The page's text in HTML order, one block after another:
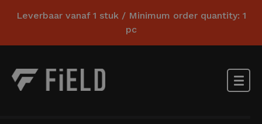
Leverbaar vanaf 1 stuk / Minimum order quantity: 1
pc